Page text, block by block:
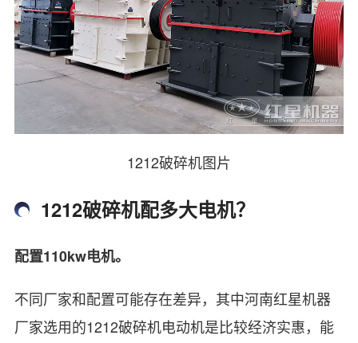
1212破碎机图片
1212破碎机配多大电机？
配置110kw电机。
不同厂家和配置可能存在差异，其中河南红星机器
厂家选用的1212破碎机电动机是比较经济实惠，能